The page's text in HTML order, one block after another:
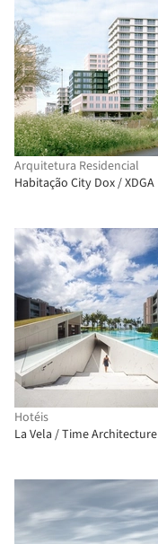
Arquitetura Residencial
Habitação City Dox / XDGA
Hotéis
La Vela / Time Architecture